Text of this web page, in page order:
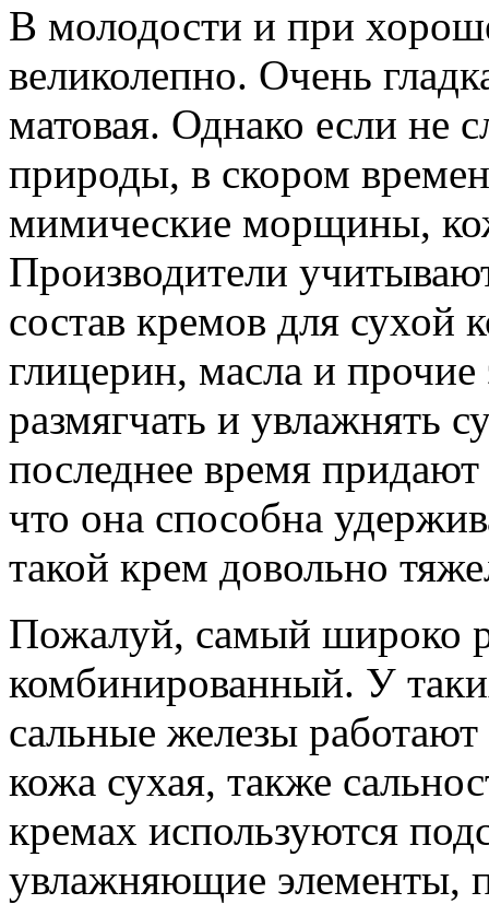
В молодости и при
великолепно. Очень
матовая. Однако если не
природы, в скором
мимические морщины,
Производители
состав кремов для
глицерин, масла и
размягчать и увлажнять
последнее время
что она способна
такой крем довольно
Пожалуй, самый широко
комбинированный. У
сальные железы
кожа сухая, также
кремах используются
увлажняющие элементы,